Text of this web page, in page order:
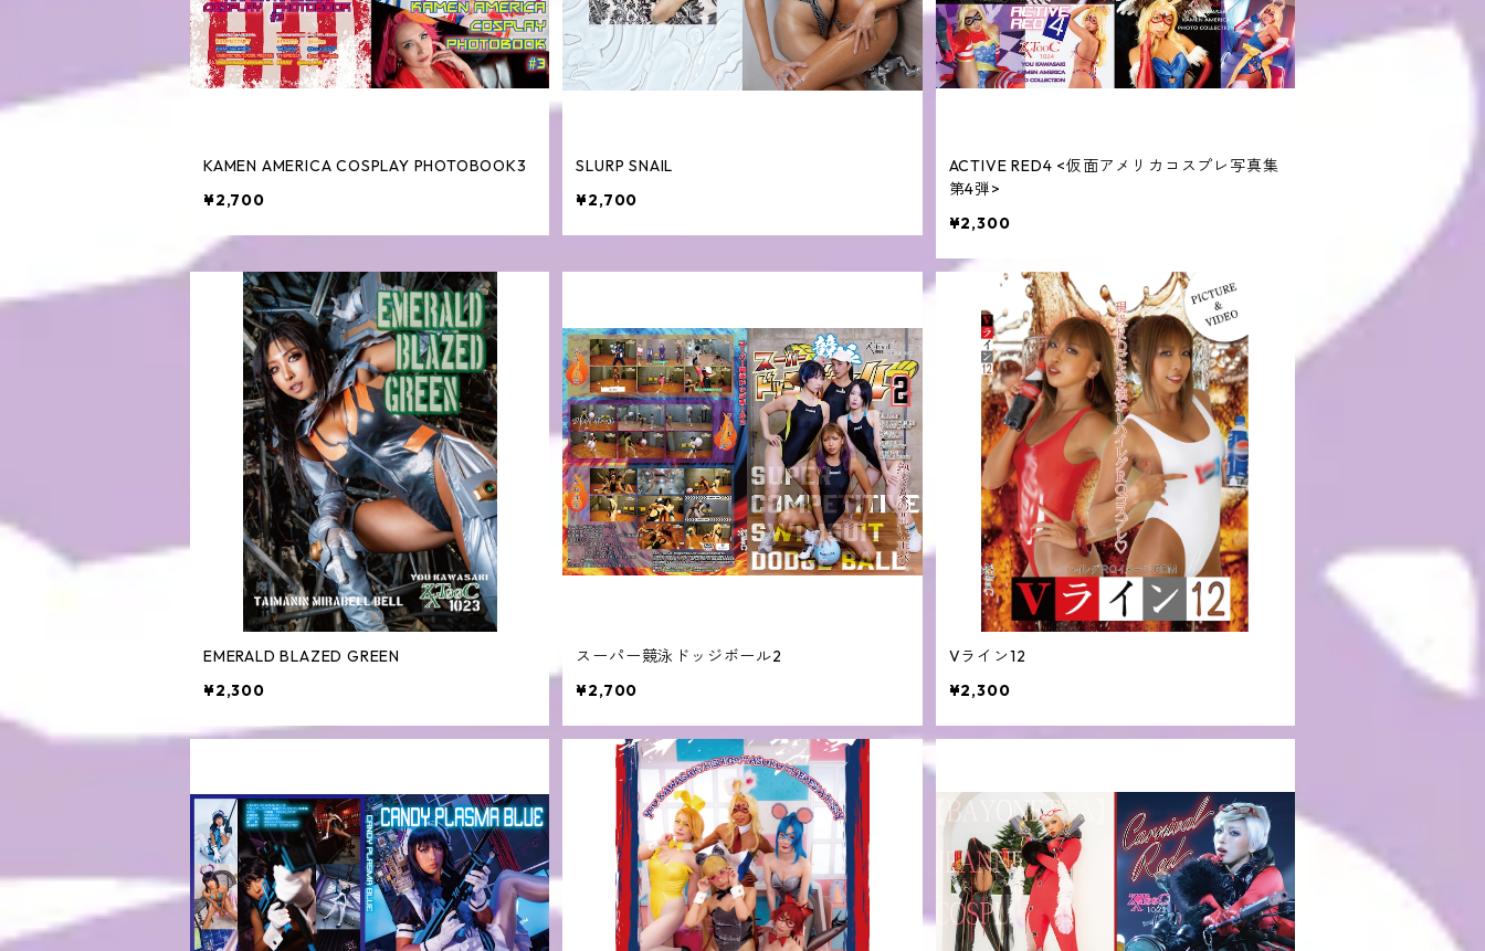
KAMEN AMERICA COSPLAY PHOTOBOOK3
¥2,700
SLURP SNAIL
¥2,700
ACTIVE RED4 <仮面アメリカコスプレ写真集
第4弾>
¥2,300
EMERALD BLAZED GREEN
¥2,300
スーパー競泳ドッジボール2
¥2,700
Vライン12
¥2,300